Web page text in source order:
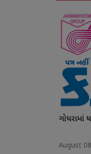
ગોધરામાં
August